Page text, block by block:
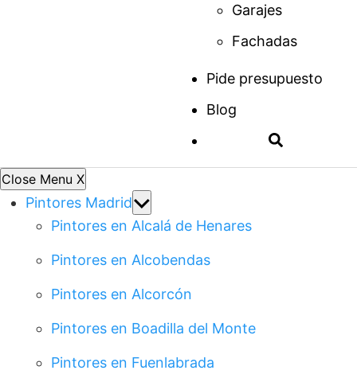
Garajes
Fachadas
Pide presupuesto
Blog
Close Menu X
Pintores MadridShow
sub
Pintores en Alcalá de Henares
Pintores en Alcobendas
Pintores en Alcorcón
Pintores en Boadilla del Monte
Pintores en Fuenlabrada